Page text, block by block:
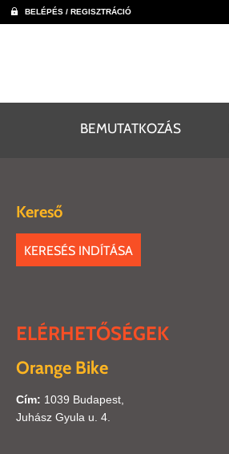
BELÉPÉS / REGISZTRÁCIÓ
BEMUTATKOZÁS
Kereső
KERESÉS INDÍTÁSA
ELÉRHETŐSÉGEK
Orange Bike
Cím: 1039 Budapest,
Juhász Gyula u. 4.